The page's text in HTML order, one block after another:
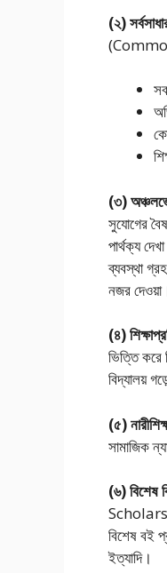
(২)
(৩)
সুযােগের
পার্থক্য
ব্যবস্থা
নজর
(৪)
ভিত্তি করে
বিদ্যালয়
(৫)
সামাজিক
(৬) বিশেষ
বিশেষ বই
ইত্যাদি।